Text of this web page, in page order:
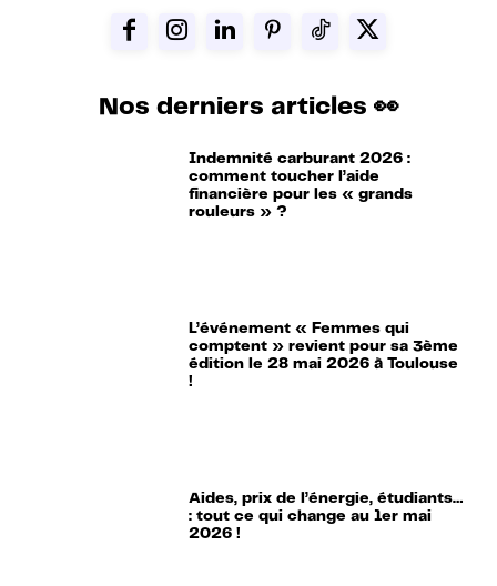
Nos derniers articles 👀
Indemnité carburant 2026 :
comment toucher l’aide
financière pour les « grands
rouleurs » ?
L’événement « Femmes qui
comptent » revient pour sa 3ème
édition le 28 mai 2026 à Toulouse
!
Aides, prix de l’énergie, étudiants…
: tout ce qui change au 1er mai
2026 !